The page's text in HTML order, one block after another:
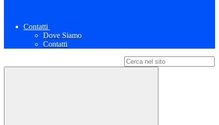
Contatti
Dove Siamo
Contatti